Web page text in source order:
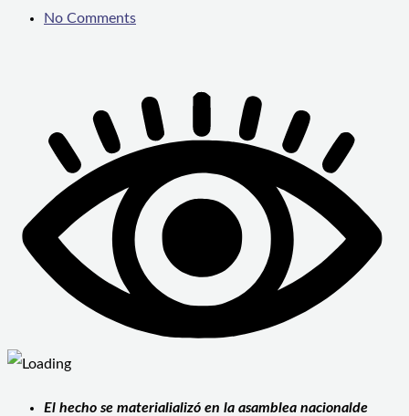
No Comments
El hecho se materialializó en la asamblea nacionalde